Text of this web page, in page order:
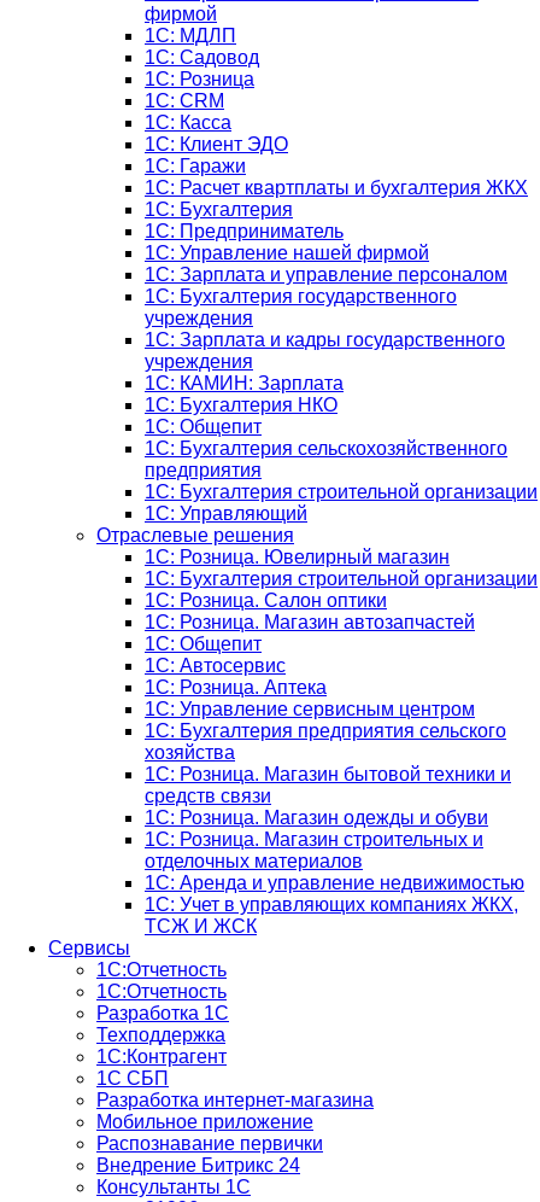
фирмой
1С: МДЛП
1С: Садовод
1С: Розница
1C: CRM
1C: Касса
1С: Клиент ЭДО
1С: Гаражи
1C: Расчет квартплаты и бухгалтерия ЖКХ
1C: Бухгалтерия
1C: Предприниматель
1C: Управление нашей фирмой
1C: Зарплата и управление персоналом
1C: Бухгалтерия государственного
учреждения
1C: Зарплата и кадры государственного
учреждения
1C: КАМИН: Зарплата
1C: Бухгалтерия НКО
1С: Общепит
1С: Бухгалтерия сельскохозяйст­венного
предприятия
1С: Бухгалтерия строительной организации
1С: Управляющий
Отраслевые решения
1С: Розница. Ювелирный магазин
1С: Бухгалтерия строительной организации
1С: Розница. Салон оптики
1С: Розница. Магазин автозапчастей
1C: Общепит
1С: Автосервис
1С: Розница. Аптека
1С: Управление сервисным центром
1С: Бухгалтерия предприятия сельского
хозяйства
1С: Розница. Магазин бытовой техники и
средств связи
1С: Розница. Магазин одежды и обуви
1С: Розница. Магазин строительных и
отделочных материалов
1С: Аренда и управление недвижимостью
1C: Учет в управляющих компаниях ЖКХ,
ТСЖ И ЖСК
Сервисы
1С:Отчетность
1С:Отчетность
Разработка 1С
Техподдержка
1С:Контрагент
1С СБП
Разработка интернет-магазина
Мобильное приложение
Распознавание первички
Внедрение Битрикс 24
Консультанты 1С